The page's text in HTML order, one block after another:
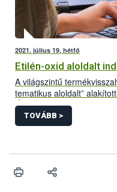
2021. július 19, hétfő
Etilén-oxid aloldalt
A világszintű
tematikus aloldalt”
Élelmiszerlánc-biztonsági
frissülő felületre azok a
termékek kerülnek,
TOVÁBB >